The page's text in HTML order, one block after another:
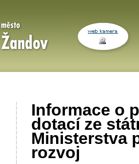
Informace o
dotací ze
Ministerstva
rozvoj